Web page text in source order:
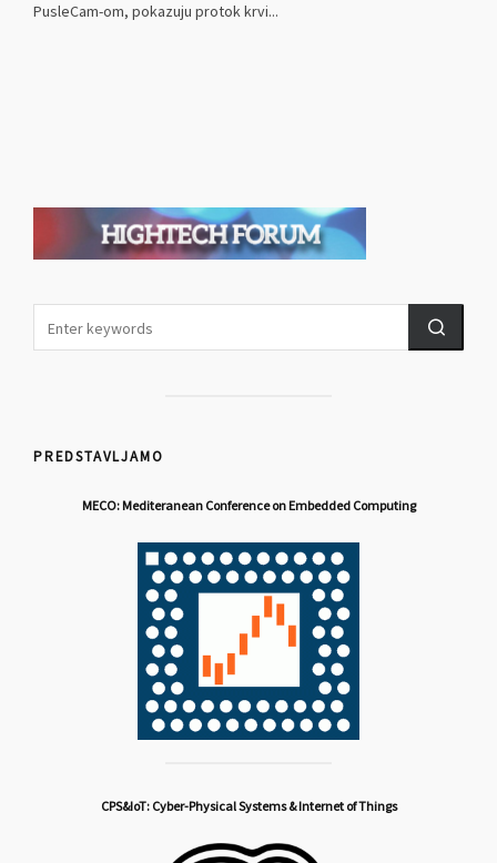
PusleCam-om, pokazuju protok krvi...
PREDSTAVLJAMO
MECO: Mediteranean Conference on Embedded Computing
CPS&IoT: Cyber-Physical Systems & Internet of Things